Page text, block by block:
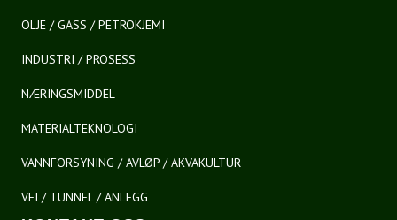
OLJE / GASS / PETROKJEMI
INDUSTRI / PROSESS
NÆRINGSMIDDEL
MATERIALTEKNOLOGI
VANNFORSYNING / AVLØP / AKVAKULTUR
VEI / TUNNEL / ANLEGG